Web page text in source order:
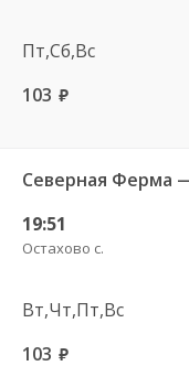
Пт,Сб,Вс
103 руб.
Северная Ферма
19:51
Остахово с.
Вт,Чт,Пт,Вс
103 руб.